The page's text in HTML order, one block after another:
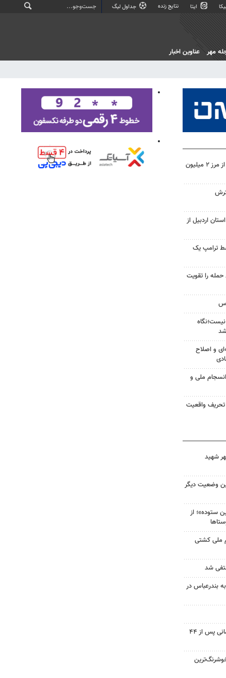
ایتا نتایج زنده جداول لیگ
مهر عناوین اخبار
تردد زائران اربعین در خوزستان از مرز ۲ میلیون
اردبیل از
ترامپ یک
خط حمله را تقویت
و اصلاح
ملی و
واقعیت
شهید
وضعیت دیگر
ستوده»؛ از
ملی کشتی
شد
بندرعباس در
پیکر شهید نوجوان مسجدسلیمانی پس از ۴۴